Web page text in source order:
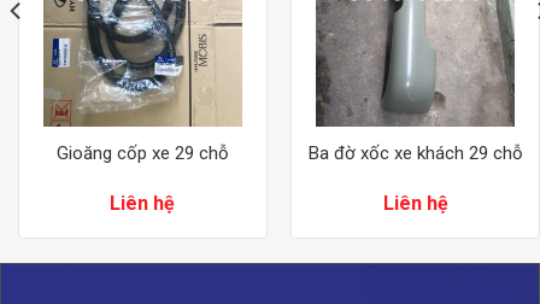
Gioăng cốp xe 29 chỗ
Liên hệ
Ba đờ xốc xe khách 29 chỗ
Liên hệ